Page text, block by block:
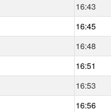
16:43
16:45
16:48
16:51
16:53
16:56